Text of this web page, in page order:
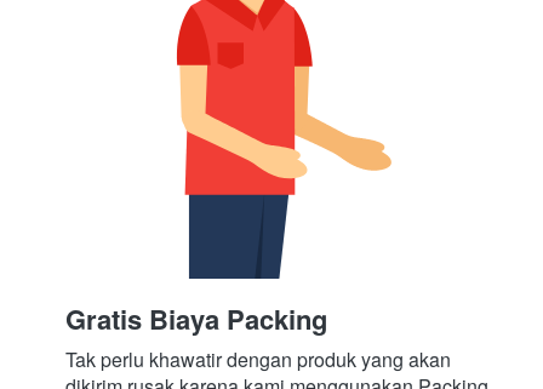
Gratis Biaya Packing
Tak perlu khawatir dengan produk yang akan